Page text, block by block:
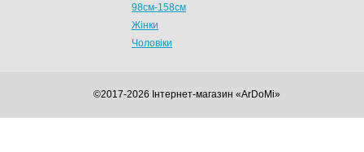
98см-158см
Жінки
Чоловіки
©2017-2026 Інтернет-магазин «ArDoMi»